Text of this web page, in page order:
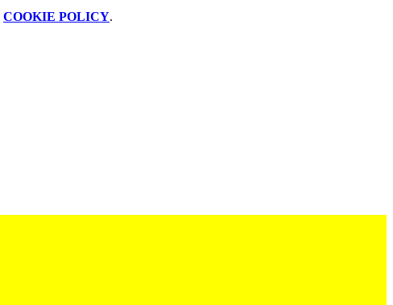
COOKIE POLICY.